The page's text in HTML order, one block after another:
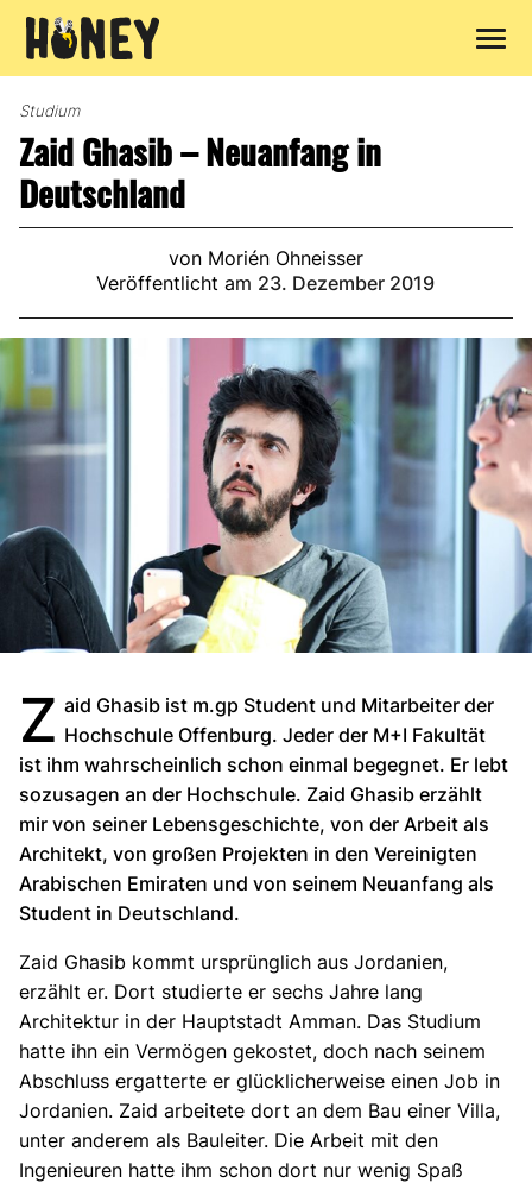
Inhalt
Studium
Zaid Ghasib – Neuanfang in
Deutschland
von Morién Ohneisser
Veröffentlicht am 23. Dezember 2019
Z aid Ghasib ist m.gp Student und Mitarbeiter der
Hochschule Offenburg. Jeder der M+I Fakultät
ist ihm wahrscheinlich schon einmal begegnet. Er lebt
sozusagen an der Hochschule. Zaid Ghasib erzählt
mir von seiner Lebensgeschichte, von der Arbeit als
Architekt, von großen Projekten in den Vereinigten
Arabischen Emiraten und von seinem Neuanfang als
Student in Deutschland.
Zaid Ghasib kommt ursprünglich aus Jordanien,
erzählt er. Dort studierte er sechs Jahre lang
Architektur in der Hauptstadt Amman. Das Studium
hatte ihn ein Vermögen gekostet, doch nach seinem
Abschluss ergatterte er glücklicherweise einen Job in
Jordanien. Zaid arbeitete dort an dem Bau einer Villa,
unter anderem als Bauleiter. Die Arbeit mit den
Ingenieuren hatte ihm schon dort nur wenig Spaß